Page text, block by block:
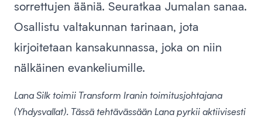
sorrettujen ääniä. Seuratkaa Jumalan sanaa.
Osallistu valtakunnan tarinaan, jota
kirjoitetaan kansakunnassa, joka on niin
nälkäinen evankeliumille.
Lana Silk toimii Transform Iranin toimitusjohtajana
(Yhdysvallat). Tässä tehtävässään Lana pyrkii aktiivisesti